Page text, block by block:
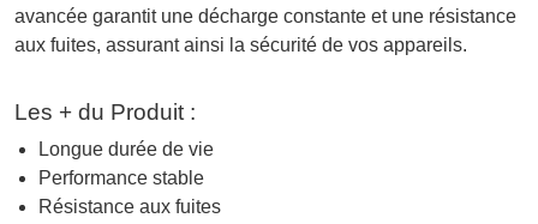
avancée garantit une décharge constante et une résistance
aux fuites, assurant ainsi la sécurité de vos appareils.
Les + du Produit :
Longue durée de vie
Performance stable
Résistance aux fuites